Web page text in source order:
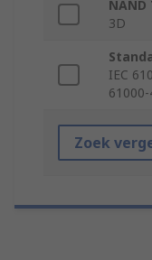
NAND
3D
IEC
Zoek